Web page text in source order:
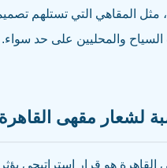
المقاهي التي تستلهم
والمحليين على حد سواء.
لشعار مقهى
القاهرة هو قرار استراتيجي